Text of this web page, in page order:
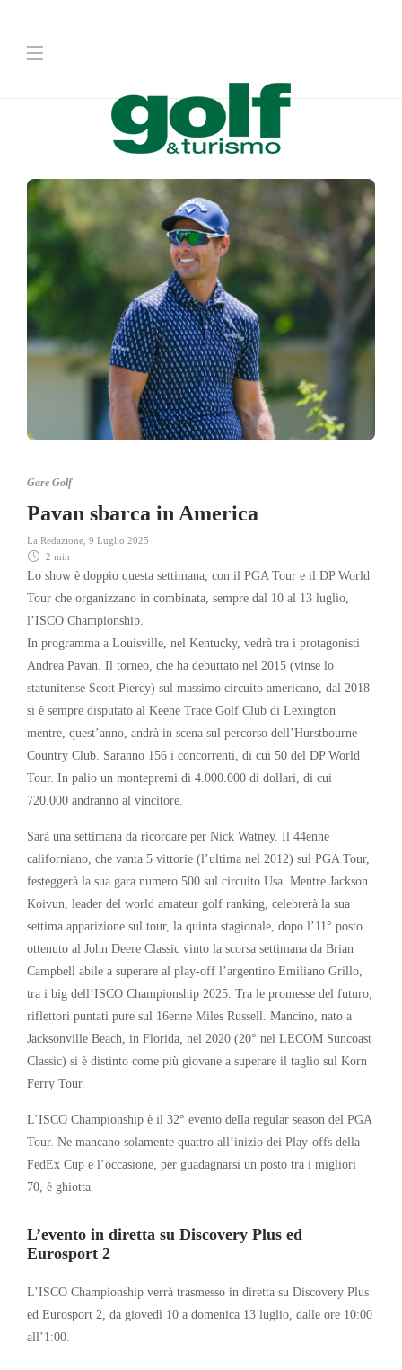
Gare Golf
Pavan sbarca in America
La Redazione 9 Luglio 2025
2 min
Lo show è doppio questa settimana, con il PGA Tour e il DP World
Tour che organizzano in combinata, sempre dal 10 al 13 luglio,
l’ISCO Championship.
In programma a Louisville, nel Kentucky, vedrà tra i protagonisti
Andrea Pavan. Il torneo, che ha debuttato nel 2015 (vinse lo
statunitense Scott Piercy) sul massimo circuito americano, dal 2018
si è sempre disputato al Keene Trace Golf Club di Lexington
mentre, quest’anno, andrà in scena sul percorso dell’Hurstbourne
Country Club. Saranno 156 i concorrenti, di cui 50 del DP World
Tour. In palio un montepremi di 4.000.000 di dollari, di cui
720.000 andranno al vincitore.
Sarà una settimana da ricordare per Nick Watney. Il 44enne
californiano, che vanta 5 vittorie (l’ultima nel 2012) sul PGA Tour,
festeggerà la sua gara numero 500 sul circuito Usa. Mentre Jackson
Koivun, leader del world amateur golf ranking, celebrerà la sua
settima apparizione sul tour, la quinta stagionale, dopo l’11° posto
ottenuto al John Deere Classic vinto la scorsa settimana da Brian
Campbell abile a superare al play-off l’argentino Emiliano Grillo,
tra i big dell’ISCO Championship 2025. Tra le promesse del futuro,
riflettori puntati pure sul 16enne Miles Russell. Mancino, nato a
Jacksonville Beach, in Florida, nel 2020 (20° nel LECOM Suncoast
Classic) si è distinto come più giovane a superare il taglio sul Korn
Ferry Tour.
L’ISCO Championship è il 32° evento della regular season del PGA
Tour. Ne mancano solamente quattro all’inizio dei Play-offs della
FedEx Cup e l’occasione, per guadagnarsi un posto tra i migliori
70, è ghiotta.
L’evento in diretta su Discovery Plus ed
Eurosport 2
L’ISCO Championship verrà trasmesso in diretta su Discovery Plus
ed Eurosport 2, da giovedì 10 a domenica 13 luglio, dalle ore 10:00
all’1:00.